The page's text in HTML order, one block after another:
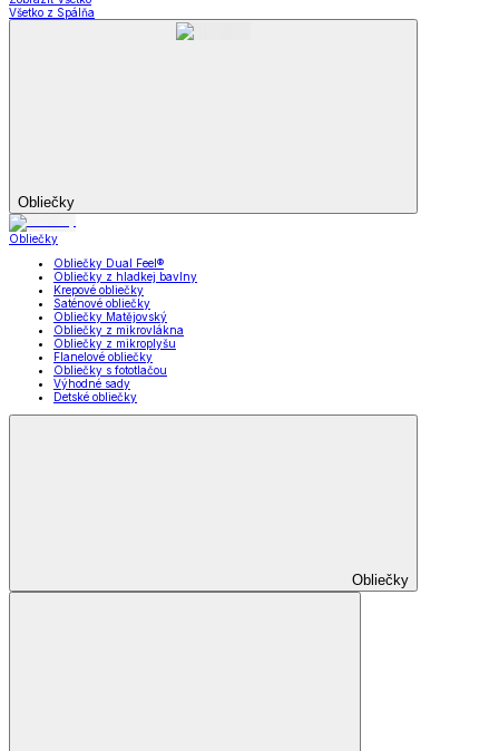
Všetko z Spálňa
Obliečky
Obliečky
Obliečky Dual Feel®
Obliečky z hladkej bavlny
Krepové obliečky
Saténové obliečky
Obliečky Matějovský
Obliečky z mikrovlákna
Obliečky z mikroplyšu
Flanelové obliečky
Obliečky s fototlačou
Výhodné sady
Detské obliečky
Obliečky